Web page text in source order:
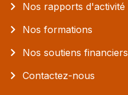
Nos rapports d'activité
Nos formations
Nos soutiens financiers
Contactez-nous